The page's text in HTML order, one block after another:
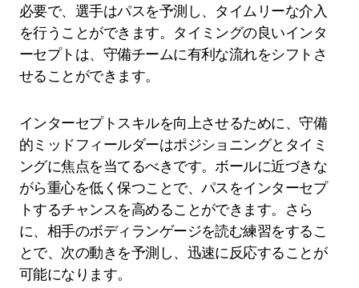
必要で、選手はパスを予測し、タイムリーな介入
を行うことができます。タイミングの良いインタ
ーセプトは、守備チームに有利な流れをシフトさ
せることができます。
インターセプトスキルを向上させるために、守備
的ミッドフィールダーはポジショニングとタイミ
ングに焦点を当てるべきです。ボールに近づきな
がら重心を低く保つことで、パスをインターセプ
トするチャンスを高めることができます。さら
に、相手のボディランゲージを読む練習をするこ
とで、次の動きを予測し、迅速に反応することが
可能になります。